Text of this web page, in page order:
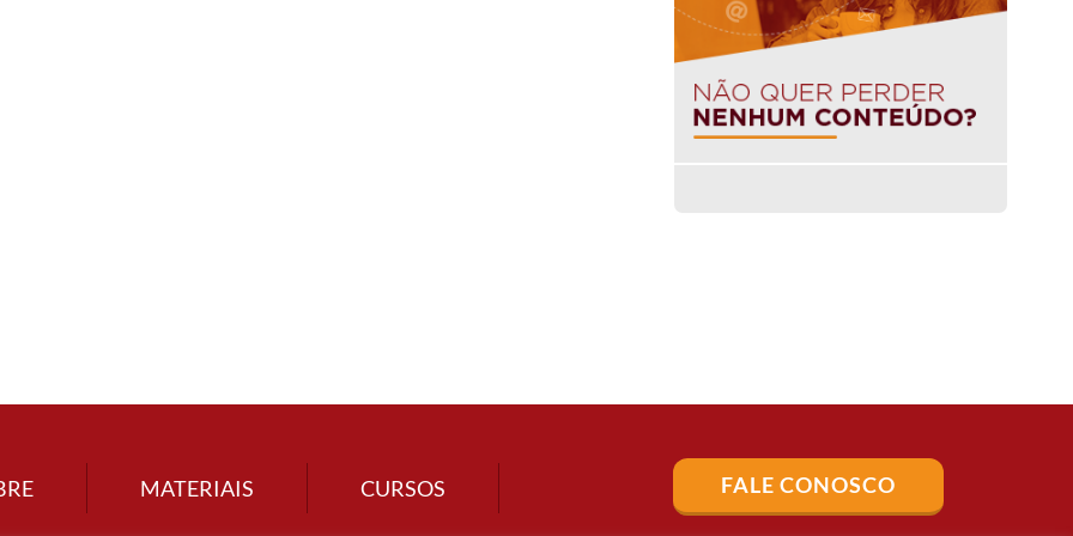
MATERIAIS CURSOS FALE CONOSCO